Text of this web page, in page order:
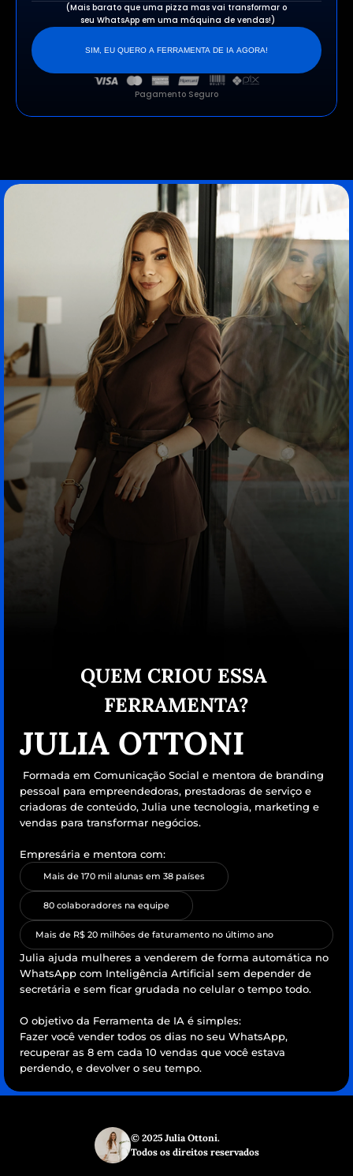
(Mais barato que uma pizza mas vai transformar o
seu WhatsApp em uma máquina de vendas!)
SIM, EU QUERO A FERRAMENTA DE IA AGORA!
Pagamento Seguro
QUEM CRIOU ESSA
FERRAMENTA?
JULIA OTTONI
Formada em Comunicação Social e mentora de branding
pessoal para empreendedoras, prestadoras de serviço e
criadoras de conteúdo, Julia une tecnologia, marketing e
vendas para transformar negócios.
Empresária e mentora com:
Mais de 170 mil alunas em 38 países
80 colaboradores na equipe
Mais de R$ 20 milhões de faturamento no último ano
Julia ajuda mulheres a venderem de forma automática no
WhatsApp com Inteligência Artificial sem depender de
secretária e sem ficar grudada no celular o tempo todo.
O objetivo da Ferramenta de IA é simples:
Fazer você vender todos os dias no seu WhatsApp,
recuperar as 8 em cada 10 vendas que você estava
perdendo, e devolver o seu tempo.
© 2025 Julia Ottoni.
Todos os direitos reservados